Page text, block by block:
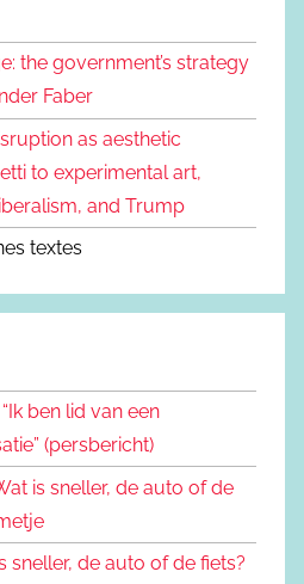
the government’s strategy
Faber
as aesthetic
to experimental art,
and Trump
textes
ben lid van een
(persbericht)
is sneller, de auto of de
sneller, de auto of de fiets?